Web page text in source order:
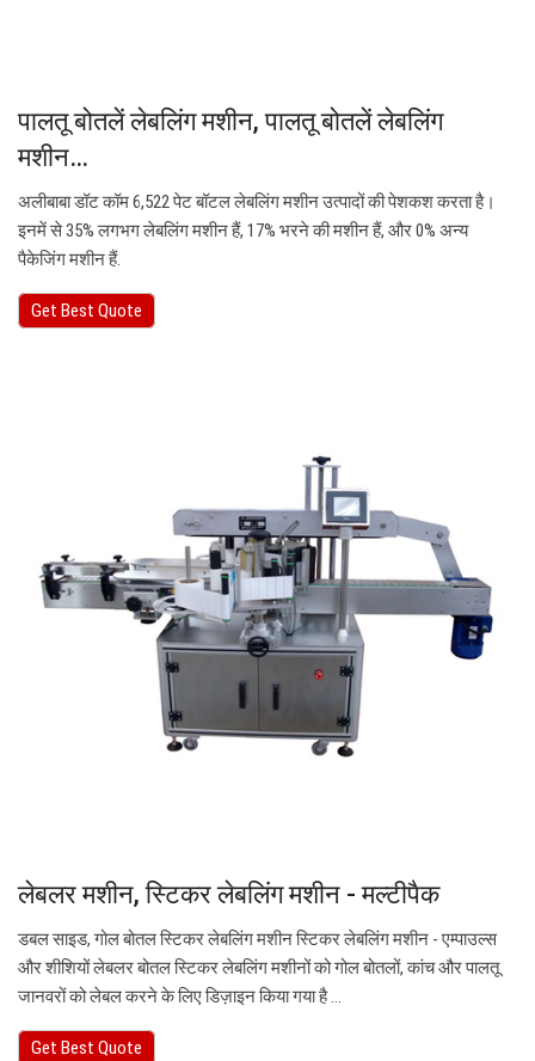
पालतू बोतलें लेबलिंग मशीन, पालतू बोतलें लेबलिंग
मशीन…
अलीबाबा डॉट कॉम 6,522 पेट बॉटल लेबलिंग मशीन उत्पादों की पेशकश करता है।
इनमें से 35% लगभग लेबलिंग मशीन हैं, 17% भरने की मशीन हैं, और 0% अन्य
पैकेजिंग मशीन हैं.
Get Best Quote
लेबलर मशीन, स्टिकर लेबलिंग मशीन - मल्टीपैक
डबल साइड, गोल बोतल स्टिकर लेबलिंग मशीन स्टिकर लेबलिंग मशीन - एम्पाउल्स
और शीशियों लेबलर बोतल स्टिकर लेबलिंग मशीनों को गोल बोतलों, कांच और पालतू
जानवरों को लेबल करने के लिए डिज़ाइन किया गया है ...
Get Best Quote